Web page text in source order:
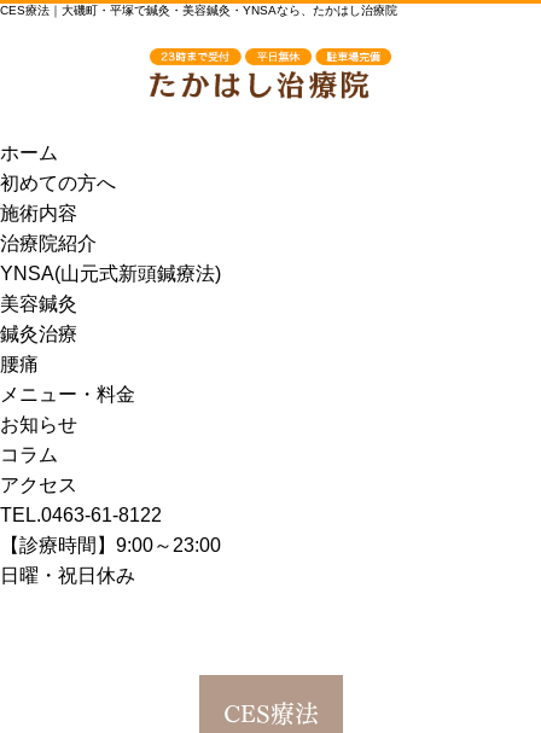
CES療法｜大磯町・平塚で鍼灸・美容鍼灸・YNSAなら、たかはし治療院
ホーム
初めての方へ
施術内容
治療院紹介
YNSA(山元式新頭鍼療法)
美容鍼灸
鍼灸治療
腰痛
メニュー・料金
お知らせ
コラム
アクセス
TEL.0463-61-8122
【診療時間】9:00～23:00
日曜・祝日休み
CES療法